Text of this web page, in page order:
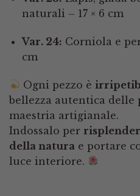
naturali – 17 × 6 cm
Var. 24: Corniola e
cm
Ogni pezzo è
bellezza autentica
maestria artigianale.
Indossalo per
della natura e portare
luce interiore.